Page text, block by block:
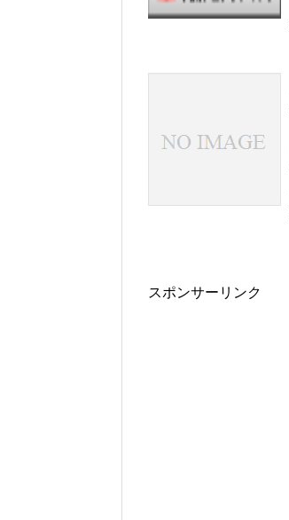
スポンサーリンク